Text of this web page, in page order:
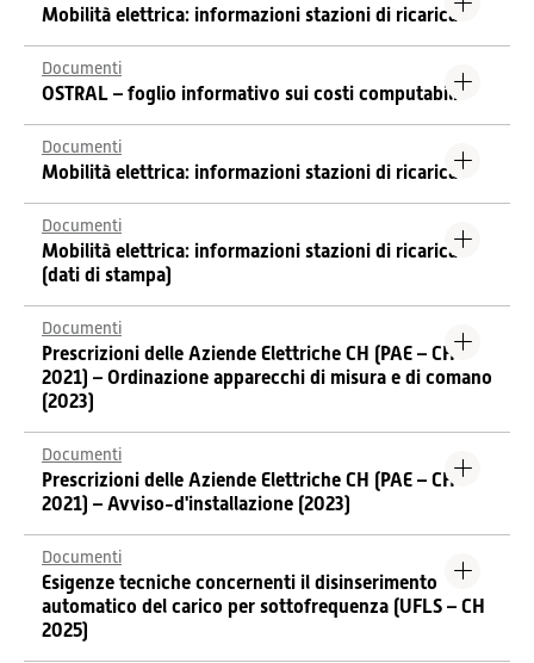
Mobilità elettrica: informazioni stazioni di ricarica
Documenti
OSTRAL – foglio informativo sui costi computabili
Documenti
Mobilità elettrica: informazioni stazioni di ricarica
Documenti
Mobilità elettrica: informazioni stazioni di ricarica
(dati di stampa)
Documenti
Prescrizioni delle Aziende Elettriche CH (PAE – CH
2021) – Ordinazione apparecchi di misura e di comano
(2023)
Documenti
Prescrizioni delle Aziende Elettriche CH (PAE – CH
2021) – Avviso-d'installazione (2023)
Documenti
Esigenze tecniche concernenti il disinserimento
automatico del carico per sottofrequenza (UFLS – CH
2025)